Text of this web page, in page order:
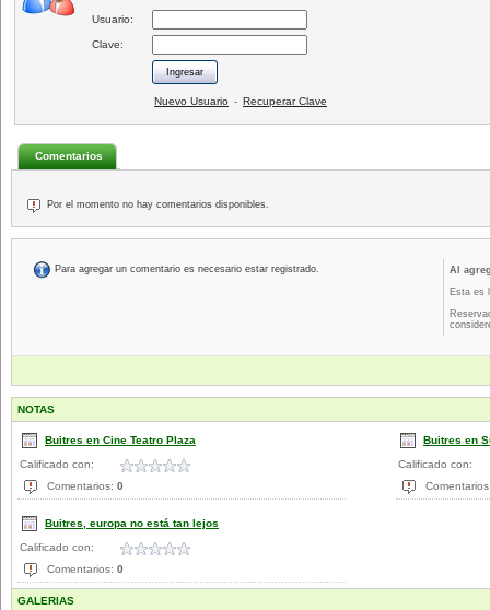
Usuario:
Clave:
Nuevo Usuario - Recuperar Clave
Comentarios
Por el momento no hay comentarios disponibles.
Para agregar un comentario es necesario estar registrado.
Al
Esta es
NOTAS
Buitres en Cine Teatro Plaza
Calificado con:
Comentarios: 0
Buitres en
Calificado con:
Buitres, europa no está tan lejos
Calificado con:
Comentarios: 0
GALERIAS